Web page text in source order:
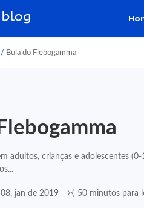
/ Bula do Flebogamma
adultos, crianças e adolescentes
08, jan de 2019 50 minutos para